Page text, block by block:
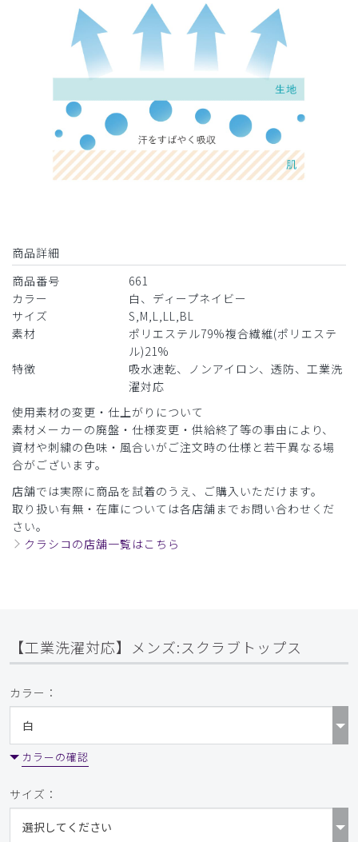
商品詳細
商品番号
661
カラー
白、ディープネイビー
サイズ
S,M,L,LL,BL
素材
ポリエステル79%複合繊維(ポリエステ
ル)21%
特徴
吸水速乾、ノンアイロン、透防、工業洗
濯対応
使用素材の変更・仕上がりについて
素材メーカーの廃盤・仕様変更・供給終了等の事由により、
資材や刺繍の色味・風合いがご注文時の仕様と若干異なる場
合がございます。
店舗では実際に商品を試着のうえ、ご購入いただけます。
取り扱い有無・在庫については各店舗までお問い合わせくだ
さい。
クラシコの店舗一覧はこちら
【工業洗濯対応】メンズ:スクラブトップス
カラー：
カラーの確認
サイズ：